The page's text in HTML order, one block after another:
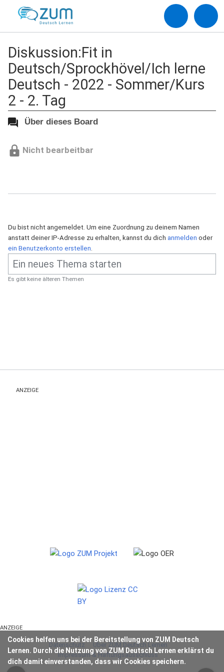
Diskussion:Fit in
Deutsch/Sprockhövel/Ich lerne
Deutsch - 2022 - Sommer/Kurs
2 - 2. Tag
Über dieses Board
Nicht bearbeitbar
Du bist nicht angemeldet. Um eine Zuordnung zu deinem Namen
anstatt deiner IP-Adresse zu erhalten, kannst du dich anmelden oder
ein Benutzerkonto erstellen.
Es gibt keine älteren Themen
Cookies helfen uns bei der Bereitstellung von ZUM Deutsch
Lernen. Durch die Nutzung von ZUM Deutsch Lernen erklärst du
dich damit einverstanden, dass wir Cookies speichern.
ANZEIGE
ANZEIGE
Datenschutz
Über ZUM Deutsch Lernen
Impressum & Haftungsausschluss